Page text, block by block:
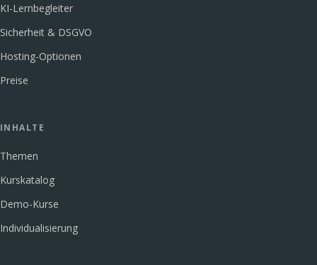
KI-Lernbegleiter
Sicherheit & DSGVO
Hosting-Optionen
Preise
INHALTE
Themen
Kurskatalog
Demo-Kurse
Individualisierung